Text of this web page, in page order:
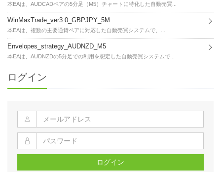
本EAは、AUDCADペアの5分足（M5）チャートに特化した自動売買...
WinMaxTrade_ver3.0_GBPJPY_5M
本EAは、複数の主要通貨ペアに対応した自動売買システムで、...
Envelopes_strategy_AUDNZD_M5
本EAは、AUDNZDの5分足での利用を想定した自動売買システムで...
ログイン
ログイン